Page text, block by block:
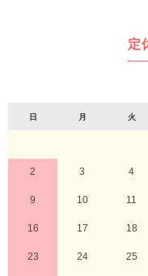
定
日 月 火
2 3 4
9 10 11
16 17 18
23 24 25